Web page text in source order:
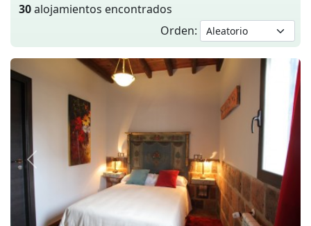
30alojamientos encontrados
Orden:
Anterior